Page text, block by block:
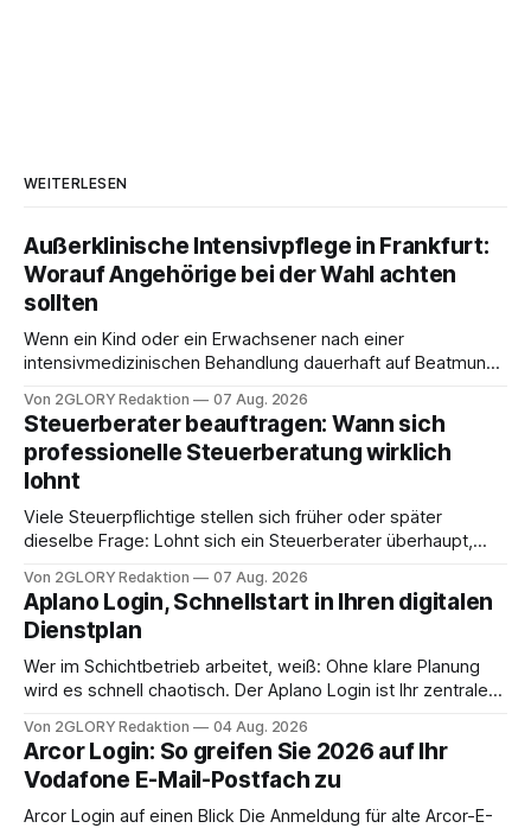
WEITERLESEN
Außerklinische Intensivpflege in Frankfurt:
Worauf Angehörige bei der Wahl achten
sollten
Wenn ein Kind oder ein Erwachsener nach einer
intensivmedizinischen Behandlung dauerhaft auf Beatmung
angewiesen ist, stellt sich für Familien eine schwierige
Frage: Muss die Versorgung dauerhaft in der Klinik bleiben –
oder ist ein Leben zu Hause möglich? Die außerklinische
Intensivpflege bietet genau diese Alternative: Sie
Von 2GLORY Redaktion 07 Aug. 2026
Steuerberater beauftragen: Wann sich
professionelle Steuerberatung wirklich
lohnt
Viele Steuerpflichtige stellen sich früher oder später
dieselbe Frage: Lohnt sich ein Steuerberater überhaupt,
erledigen? Die kurze Antwort: Bei einfachen
Einkommensverhältnissen reicht häufig eine Steuersoftware
aus – sobald jedoch mehrere Einkunftsarten
zusammentreffen oder größere finanzielle Veränderungen
anstehen, zahlt sich professionelle Unterstützung meist
Von 2GLORY Redaktion 07 Aug. 2026
Aplano Login, Schnellstart in Ihren digitalen
Dienstplan
Wer im Schichtbetrieb arbeitet, weiß: Ohne klare Planung
wird es schnell chaotisch. Der Aplano Login ist Ihr zentraler
abwesenheiten und die gesamte kommunikation rund um
Ihr personal digital zu organisieren. In diesem Leitfaden
erfahren Sie alles, was Sie für einen reibungslosen Einstieg
brauchen, von der Registrierung
Von 2GLORY Redaktion 04 Aug. 2026
Arcor Login: So greifen Sie 2026 auf Ihr
Vodafone E-Mail-Postfach zu
Arcor Login auf einen Blick Die Anmeldung für alte Arcor-E-